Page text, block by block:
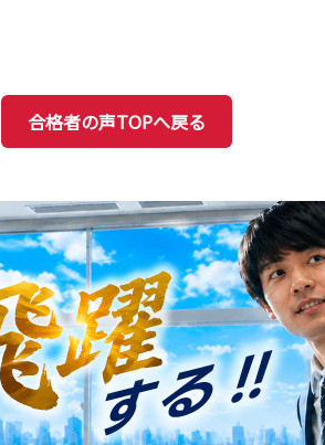
合格者の声TOPへ戻る